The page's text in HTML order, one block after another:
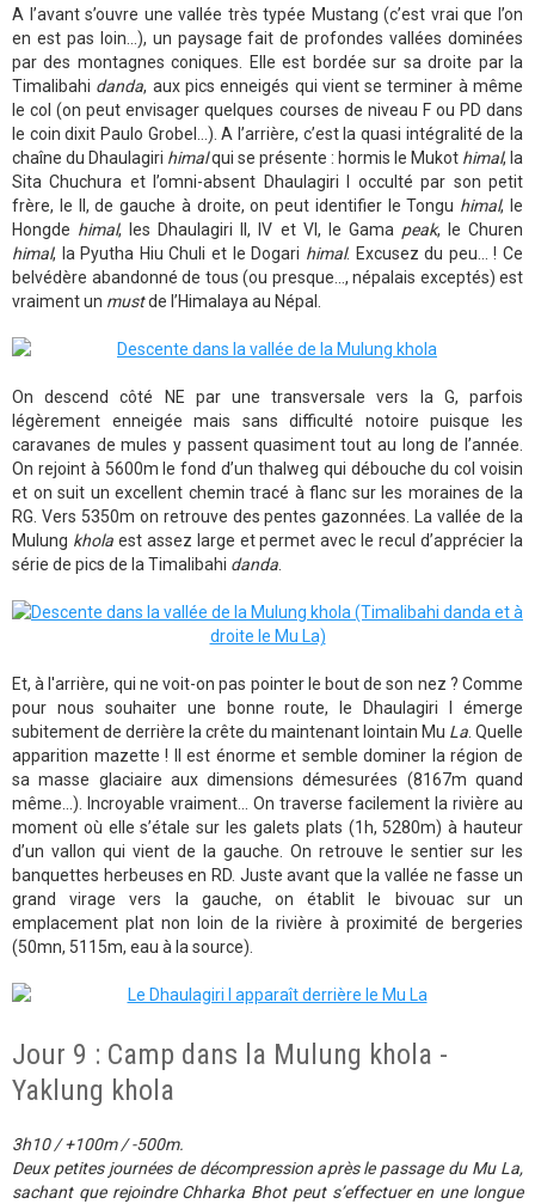
A l’avant s’ouvre une vallée très typée Mustang (c’est vrai que l’on
en est pas loin…), un paysage fait de profondes vallées dominées
par des montagnes coniques. Elle est bordée sur sa droite par la
Timalibahi danda, aux pics enneigés qui vient se terminer à même
le col (on peut envisager quelques courses de niveau F ou PD dans
le coin dixit Paulo Grobel…). A l’arrière, c’est la quasi intégralité de la
chaîne du Dhaulagiri himalqui se présente : hormis le Mukot himal, la
Sita Chuchura et l’omni-absent Dhaulagiri I occulté par son petit
frère, le II, de gauche à droite, on peut identifier le Tongu himal, le
Hongde himal, les Dhaulagiri II, IV et VI, le Gama peak, le Churen
himal, la Pyutha Hiu Chuli et le Dogari himal. Excusez du peu… ! Ce
belvédère abandonné de tous (ou presque…, népalais exceptés) est
vraiment un mustde l’Himalaya au Népal.
On descend côté NE par une transversale vers la G, parfois
légèrement enneigée mais sans difficulté notoire puisque les
caravanes de mules y passent quasiment tout au long de l’année.
On rejoint à 5600m le fond d’un thalweg qui débouche du col voisin
et on suit un excellent chemin tracé à flanc sur les moraines de la
RG. Vers 5350m on retrouve des pentes gazonnées. La vallée de la
Mulung kholaest assez large et permet avec le recul d’apprécier la
série de pics de la Timalibahi danda.
Et, à l'arrière, qui ne voit-on pas pointer le bout de son nez ? Comme
pour nous souhaiter une bonne route, le Dhaulagiri I émerge
subitement de derrière la crête du maintenant lointain Mu La. Quelle
apparition mazette ! Il est énorme et semble dominer la région de
sa masse glaciaire aux dimensions démesurées (8167m quand
même...). Incroyable vraiment... On traverse facilement la rivière au
moment où elle s’étale sur les galets plats (1h, 5280m) à hauteur
d’un vallon qui vient de la gauche. On retrouve le sentier sur les
banquettes herbeuses en RD. Juste avant que la vallée ne fasse un
grand virage vers la gauche, on établit le bivouac sur un
emplacement plat non loin de la rivière à proximité de bergeries
(50mn, 5115m, eau à la source).
Jour 9 : Camp dans la Mulung khola -
Yaklung khola
3h10 / +100m / -500m.
Deux petites journées de décompression après le passage du Mu La,
sachant que rejoindre Chharka Bhot peut s’effectuer en une longue